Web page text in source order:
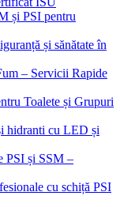
și PSI pentru
și sănătate în
– Servicii Rapide
Toalete și Grupuri
hidranti cu LED și
PSI și SSM –
cu schiță PSI